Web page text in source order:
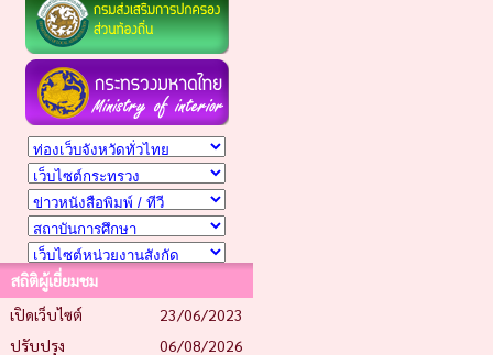
สถิติผู้เยี่ยมชม
เปิดเว็บไซต์
23/06/2023
ปรับปรุง
06/08/2026